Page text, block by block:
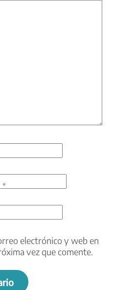
*
electrónico y web en
vez que comente.